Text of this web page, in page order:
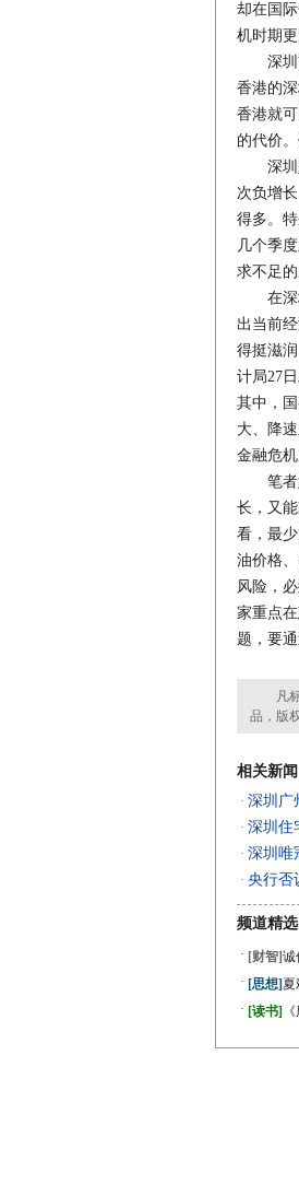
却在国
机时期
深圳前
香港的
香港就
的代价
深圳是
次负增
得多。
几个季
求不足
在深圳
出当前
得挺滋
计局27
其中，
大、降
金融危
笔者始
长，又
看，最
油价格
风险，
家重点
题，要
凡标
品，版
相关新闻
· 深圳广
· 深圳住
· 深圳唯
· 央行否
频道精选
· [财智]诚
· [思想]夏
· [读书]